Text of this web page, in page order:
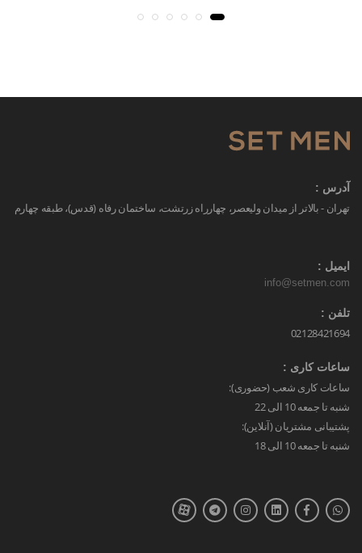
آدرس :
تهران - بالاتر از میدان ولیعصر، چهارراه زرتشت، ساختمان رفاه (قدس)، طبقه چهارم
ایمیل :
info@setmen.com
تلفن :
02128421694
ساعات کاری :
ساعات کاری شعب (حضوری):
شنبه تا جمعه 10 الی 22
پشتیبانی مشتریان (آنلاین):
شنبه تا جمعه 10 الی 18